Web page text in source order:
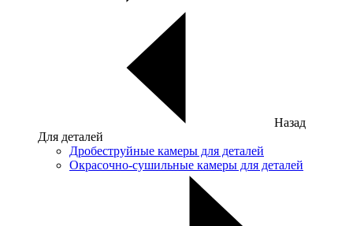
Назад
Для деталей
Дробеструйные камеры для деталей
Окрасочно-сушильные камеры для деталей